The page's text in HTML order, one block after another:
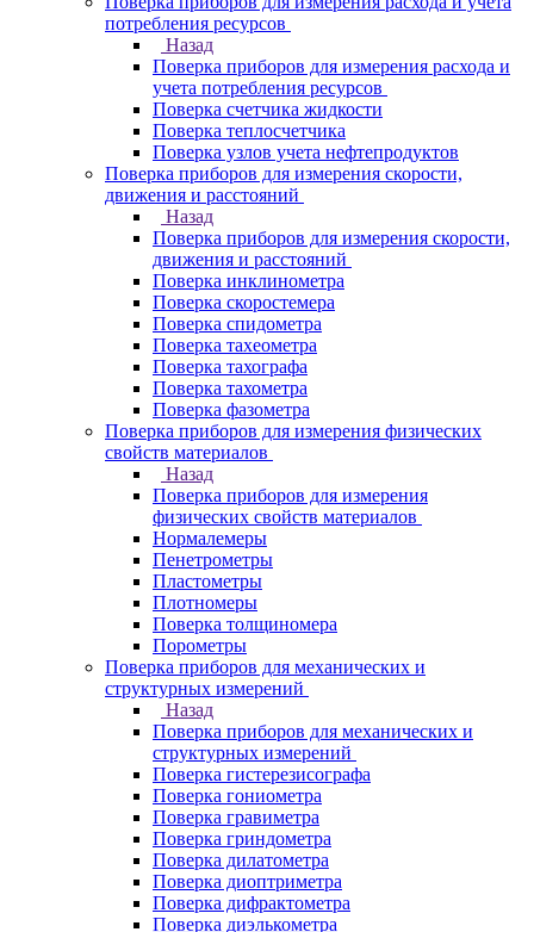
потребления ресурсов
Назад
Поверка приборов для измерения расхода и
учета потребления ресурсов
Поверка счетчика жидкости
Поверка теплосчетчика
Поверка узлов учета нефтепродуктов
Поверка приборов для измерения скорости,
движения и расстояний
Назад
Поверка приборов для измерения скорости,
движения и расстояний
Поверка инклинометра
Поверка скоростемера
Поверка спидометра
Поверка тахеометра
Поверка тахографа
Поверка тахометра
Поверка фазометра
Поверка приборов для измерения физических
свойств материалов
Назад
Поверка приборов для измерения
физических свойств материалов
Нормалемеры
Пенетрометры
Пластометры
Плотномеры
Поверка толщиномера
Порометры
Поверка приборов для механических и
структурных измерений
Назад
Поверка приборов для механических и
структурных измерений
Поверка гистерезисографа
Поверка гониометра
Поверка гравиметра
Поверка гриндометра
Поверка дилатометра
Поверка диоптриметра
Поверка дифрактометра
Поверка диэлькометра